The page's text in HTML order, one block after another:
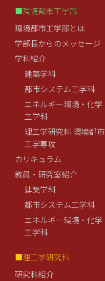
■環境都市工学部
環境都市工学部とは
学部長からのメッセージ
学科紹介
建築学科
都市システム工学科
エネルギー環境・化学
工学科
理工学研究科 環境都市
工学専攻
カリキュラム
教員・研究室紹介
建築学科
都市システム工学科
エネルギー環境・化学
工学科
■理工学研究科
研究科紹介